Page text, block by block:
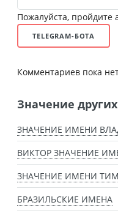
Пожалуйста,
TELEGRAM-БОТА
Комментариев пока
Значение
ЗНАЧЕНИЕ ИМЕНИ
ВИКТОР ЗНАЧЕНИЕ
ЗНАЧЕНИЕ ИМЕНИ
БРАЗИЛЬСКИЕ ИМЕНА